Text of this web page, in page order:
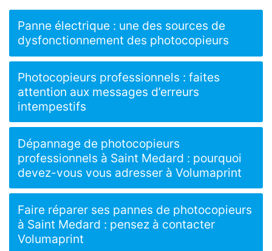
Panne électrique : une des sources de
dysfonctionnement des photocopieurs
Photocopieurs professionnels : faites
attention aux messages d’erreurs
intempestifs
Dépannage de photocopieurs
professionnels à Saint Medard : pourquoi
devez-vous vous adresser à Volumaprint
Faire réparer ses pannes de photocopieurs
à Saint Medard : pensez à contacter
Volumaprint